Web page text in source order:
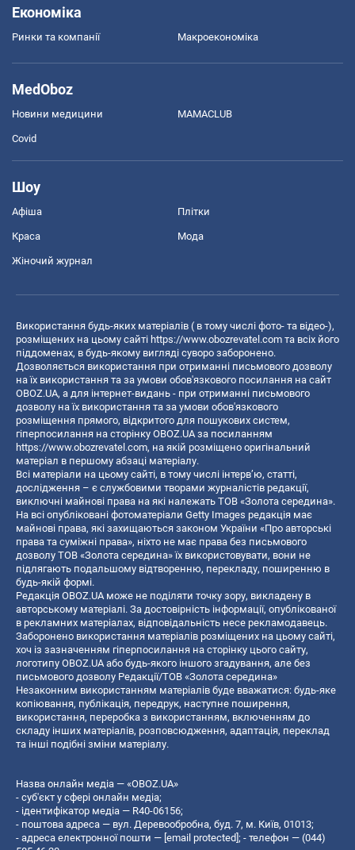
Економіка
Ринки та компанії Макроекономіка
MedOboz
Новини медицини MAMACLUB
Covid
Шоу
Афіша Плітки
Краса Мода
Жіночий журнал
Використання будь-яких матеріалів ( в тому числі фото- та відео-),
розміщених на цьому сайті https://www.obozrevatel.com та всіх його
піддоменах, в будь-якому вигляді суворо заборонено.
Дозволяється використання при отриманні письмового дозволу
на їх використання та за умови обов'язкового посилання на сайт
OBOZ.UA, а для інтернет-видань - при отриманні письмового
дозволу на їх використання та за умови обов'язкового
розміщення прямого, відкритого для пошукових систем,
гіперпосилання на сторінку OBOZ.UA за посиланням
https://www.obozrevatel.com, на якій розміщено оригінальний
матеріал в першому абзаці матеріалу.
Всі матеріали на цьому сайті, в тому числі інтерв’ю, статті,
дослідження – є службовими творами журналістів редакції,
виключні майнові права на які належать ТОВ «Золота середина».
На всі опубліковані фотоматеріали Getty Images редакція має
майнові права, які захищаються законом України «Про авторські
права та суміжні права», ніхто не має права без письмового
дозволу ТОВ «Золота середина» їх використовувати, вони не
підлягають подальшому відтворенню, перекладу, поширенню в
будь-якій формі.
Редакція OBOZ.UA може не поділяти точку зору, викладену в
авторському матеріалі. За достовірність інформації, опублікованої
в рекламних матеріалах, відповідальність несе рекламодавець.
Заборонено використання матеріалів розміщених на цьому сайті,
хоч із зазначенням гіперпосилання на сторінку цього сайту,
логотипу OBOZ.UA або будь-якого іншого згадування, але без
письмового дозволу Редакції/ТОВ «Золота середина»
Незаконним використанням матеріалів буде вважатися: будь-яке
копiювання, публiкацiя, передрук, наступне поширення,
використання, переробка з використанням, включенням до
складу інших матеріалів, розповсюдження, адаптація, переклад
та інші подібні зміни матеріалу.
Назва онлайн медіа — «OBOZ.UA»
- суб'єкт у сфері онлайн медіа;
- ідентифікатор медіа — R40-06156;
- поштова адреса — вул. Деревообробна, буд. 7, м. Київ, 01013;
- адреса електронної пошти — [email protected] ; - телефон — (044)